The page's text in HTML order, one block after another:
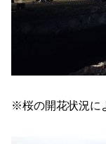
※桜の開花状況に